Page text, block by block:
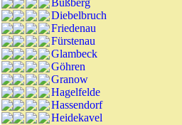
Bußberg
Diebelbruch
Friedenau
Fürstenau
Glambeck
Göhren
Granow
Hagelfelde
Hassendorf
Heidekavel